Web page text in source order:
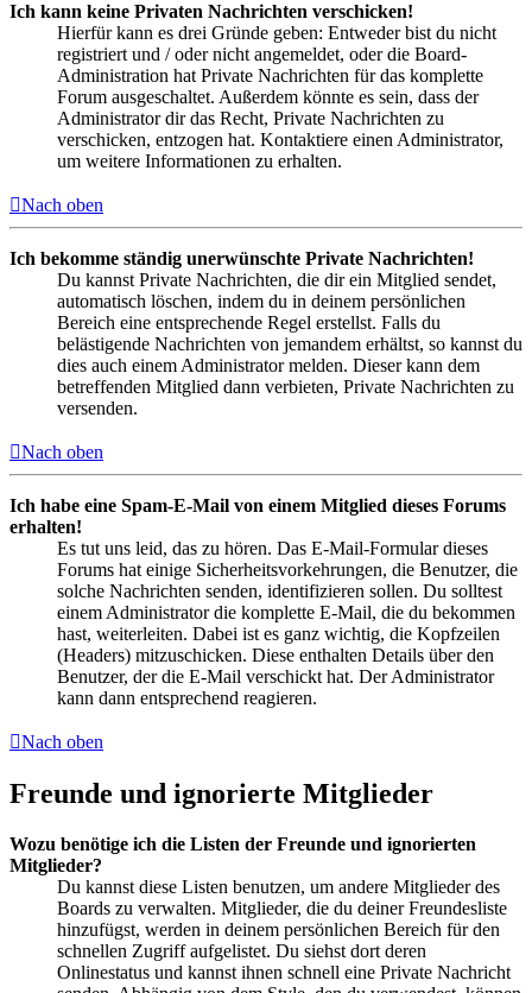
Ich kann keine Privaten Nachrichten verschicken!
Hierfür kann es drei Gründe geben: Entweder bist du nicht
registriert und / oder nicht angemeldet, oder die Board-
Administration hat Private Nachrichten für das komplette
Forum ausgeschaltet. Außerdem könnte es sein, dass der
Administrator dir das Recht, Private Nachrichten zu
verschicken, entzogen hat. Kontaktiere einen Administrator,
um weitere Informationen zu erhalten.
Nach oben
Ich bekomme ständig unerwünschte Private Nachrichten!
Du kannst Private Nachrichten, die dir ein Mitglied sendet,
automatisch löschen, indem du in deinem persönlichen
Bereich eine entsprechende Regel erstellst. Falls du
belästigende Nachrichten von jemandem erhältst, so kannst du
dies auch einem Administrator melden. Dieser kann dem
betreffenden Mitglied dann verbieten, Private Nachrichten zu
versenden.
Nach oben
Ich habe eine Spam-E-Mail von einem Mitglied dieses Forums
erhalten!
Es tut uns leid, das zu hören. Das E-Mail-Formular dieses
Forums hat einige Sicherheitsvorkehrungen, die Benutzer, die
solche Nachrichten senden, identifizieren sollen. Du solltest
einem Administrator die komplette E-Mail, die du bekommen
hast, weiterleiten. Dabei ist es ganz wichtig, die Kopfzeilen
(Headers) mitzuschicken. Diese enthalten Details über den
Benutzer, der die E-Mail verschickt hat. Der Administrator
kann dann entsprechend reagieren.
Nach oben
Freunde und ignorierte Mitglieder
Wozu benötige ich die Listen der Freunde und ignorierten
Mitglieder?
Du kannst diese Listen benutzen, um andere Mitglieder des
Boards zu verwalten. Mitglieder, die du deiner Freundesliste
hinzufügst, werden in deinem persönlichen Bereich für den
schnellen Zugriff aufgelistet. Du siehst dort deren
Onlinestatus und kannst ihnen schnell eine Private Nachricht